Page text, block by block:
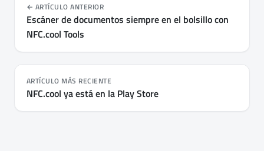
ARTÍCULO ANTERIOR
Escáner de documentos siempre en el bolsillo con
NFC.cool Tools
ARTÍCULO MÁS RECIENTE
NFC.cool ya está en la Play Store